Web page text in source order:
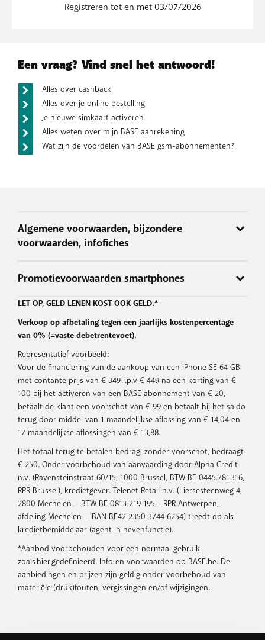
Registreren tot en met 03/07/2026
Een vraag? Vind snel het antwoord!
Alles over cashback
Alles over je online bestelling
Je nieuwe simkaart activeren
Alles weten over mijn BASE aanrekening
Wat zijn de voordelen van BASE gsm-abonnementen?
Algemene voorwaarden, bijzondere
voorwaarden, infofiches
de diensten staan vermeld in de algemene en bijzondere
bevatten belangrijke informatie over en beperkingen op het
gebruik van de diensten (bijv. over wat onbeperkt bellen,
sms’en en surfen inhoudt, dat de werkelijke internetsnelheden
kunnen afwijken van de theoretische snelheden, dat er
beperkingen zijn inzake het overdragen van tegoed naar de
volgende maand, inzake het aantal schermen waarop je tegelijk
TV kan kijken, enzovoort).
Algemene voorwaarden
Bijzondere voorwaarden
Infofiches
Prijzen en promoties
Alle prijzen zijn weergegeven in euro (inclusief BTW)
Promotievoorwaarden smartphones
Aanbod (korting op de aankoopprijs van het toestel) enkel
De klant koopt het toestel in de periode van 5/8/2026 tot
klant heeft al
minstens sinds 5/4/2026 een BASE (Pro) abonnement
[vanaf € 20/maand (of lager dan € 20/maand dat hij op
het moment van de aankoop van het toestel migreert
heeft minstens de laatste 4 aanrekeningen correct en
minstens sinds 5/4/2026 een BASE herlaadkaart en
migreert [op het moment van de aankoop van het
toestel] naar een BASE (Pro) abonnement vanaf €
20/maand.
De klant activeert op het moment van de aankoop van het
toestel een Data Pack bij zijn BASE (Pro) abonnement.
De klant betaalt zijn BASE (Pro) abonnement en Data Pack
via domiciliëring.
Het Data Pack contract heeft een vaste duur van 24 maanden
(wijziging van Data Pack kwalificeert ook als beëindiging) of de
LET OP, GELD LENEN KOST OOK GELD.*
Verkoop op afbetaling tegen een jaarlijks kostenpercentage
van 0% (=vaste debetrentevoet).
Representatief voorbeeld:
Voor de financiering van de aankoop van een iPhone SE 64 GB
met contante prijs van € 349 i.p.v € 449 na een korting van €
100 bij het activeren van een BASE abonnement van € 20,
betaalt de klant een voorschot van € 99 en betaalt hij het saldo
terug door middel van 1 maandelijkse aflossing van € 14,04 en
17 maandelijkse aflossingen van € 13,88.
Het totaal terug te betalen bedrag, zonder voorschot, bedraagt
€ 250. Onder voorbehoud van aanvaarding door Alpha Credit
n.v. (Ravensteinstraat 60/15, 1000 Brussel, BTW BE 0445.781.316,
RPR Brussel), kredietgever. Telenet Retail n.v. (Liersesteenweg 4,
2800 Mechelen – BTW BE 0813 219 195 - RPR Antwerpen,
afdeling Mechelen - IBAN BE42 2350 3744 6254) treedt op als
kredietbemiddelaar (agent in nevenfunctie).
*Aanbod voorbehouden voor een normaal gebruik
zoals hier gedefinieerd. Info en voorwaarden op BASE.be. De
aanbiedingen en prijzen zijn geldig onder voorbehoud van
materiële (druk)fouten, vergissingen en/of wijzigingen.